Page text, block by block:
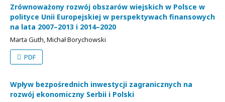
Zrównoważony rozwój obszarów wiejskich w Polsce w
polityce Unii Europejskiej w perspektywach finansowych
na lata 2007–2013 i 2014–2020
Marta Guth, Michał Borychowski
PDF
Wpływ bezpośrednich inwestycji zagranicznych na
rozwój ekonomiczny Serbii i Polski